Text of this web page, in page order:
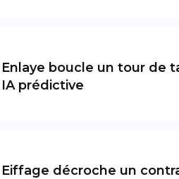
Enlaye boucle un tour de
IA prédictive
Eiffage décroche un